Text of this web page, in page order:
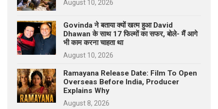
August 10, 2026
Govinda ने बताया क्यों खत्म हुआ David
Dhawan के साथ 17 फिल्मों का सफर, बोले- मैं आगे
भी काम करना चाहता था
August 10, 2026
Ramayana Release Date: Film To Open
Overseas Before India, Producer
Explains Why
August 8, 2026